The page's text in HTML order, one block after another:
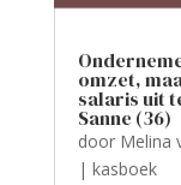
omzet,
salaris uit
Sanne (36)
door Melina
| kasboek